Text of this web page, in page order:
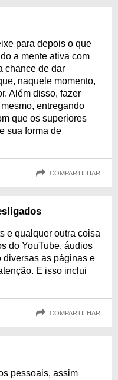
para depois o que
a mente ativa com
chance de dar
naquele momento,
Além disso, fazer
entregando
que os superiores
sua forma de
COMPARTILHAR
e qualquer outra coisa
do YouTube, áudios
diversas as páginas e
E isso inclui
COMPARTILHAR
pessoais, assim